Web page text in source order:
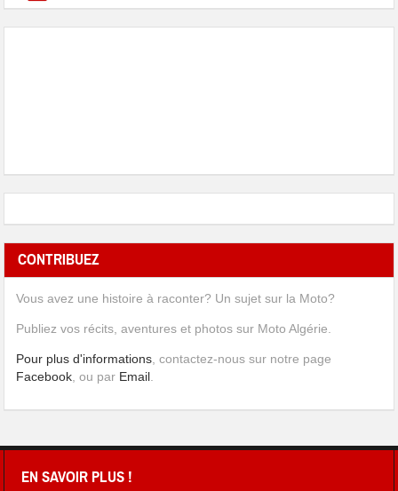
CONTRIBUEZ
Vous avez une histoire à raconter? Un sujet sur la Moto?
Publiez vos récits, aventures et photos sur Moto Algérie.
Pour plus d'informations , contactez-nous sur notre page
Facebook , ou par Email
EN SAVOIR PLUS !